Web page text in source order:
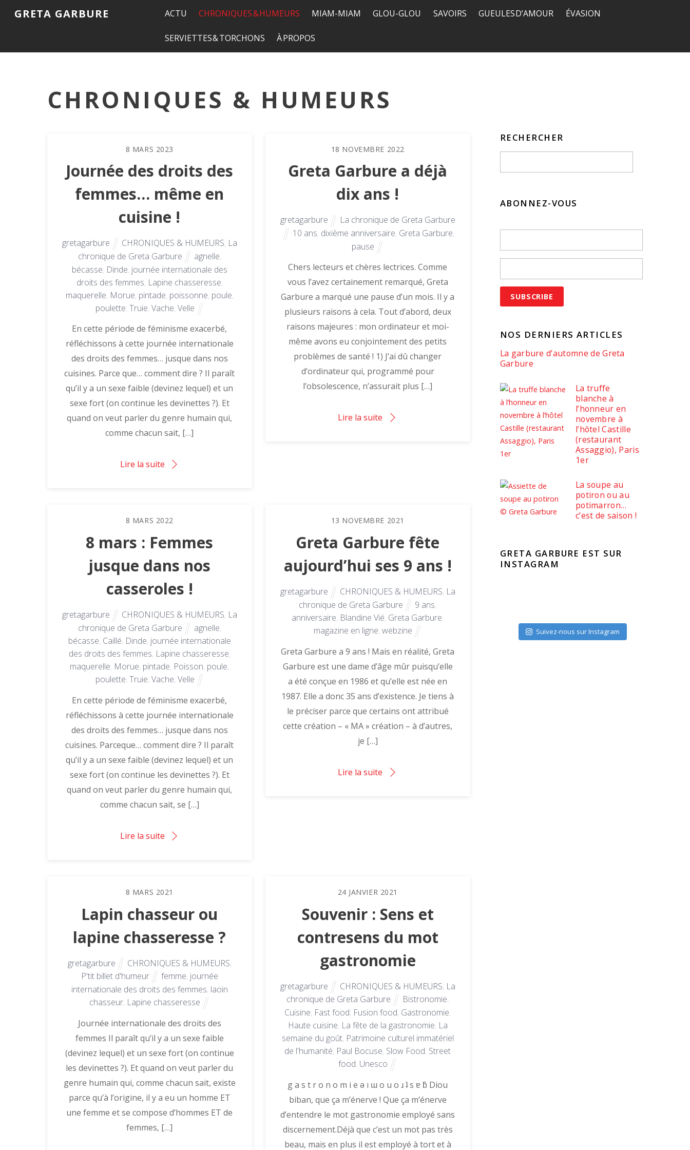
GRETA GARBURE ACTU CHRONIQUES & HUMEURS MIAM-MIAM GLOU-GLOU SAVOIRS GUEULES D’AMOUR ÉVASION
SERVIETTES & TORCHONS À PROPOS
CHRONIQUES & HUMEURS
8 MARS 2023
Journée des droits des
femmes… même en
cuisine !
gretagarbure CHRONIQUES & HUMEURS, La
chronique de Greta Garbure
agnelle,
bécasse, Dinde, journée internationale des
droits des femmes, Lapine chasseresse,
maquerelle, Morue, pintade, poissonne, poule,
poulette, Truie, Vache, Velle
En cette période de féminisme exacerbé,
réfléchissons à cette journée internationale
des droits des femmes… jusque dans nos
cuisines. Parce que… comment dire ? Il paraît
qu’il y a un sexe faible (devinez lequel) et un
sexe fort (on continue les devinettes ?). Et
quand on veut parler du genre humain qui,
comme chacun sait, […]
Lire la suite
18 NOVEMBRE 2022
Greta Garbure a déjà
dix ans !
gretagarbure
La chronique de Greta Garbure
10 ans, dixième anniversaire, Greta Garbure,
pause
Chers lecteurs et chères lectrices. Comme
vous l’avez certainement remarqué, Greta
Garbure a marqué une pause d’un mois. Il y a
plusieurs raisons à cela. Tout d’abord, deux
raisons majeures : mon ordinateur et moi-
même avons eu conjointement des petits
problèmes de santé ! 1) J’ai dû changer
d’ordinateur qui, programmé pour
l’obsolescence, n’assurait plus […]
Lire la suite
8 MARS 2022
8 mars : Femmes
jusque dans nos
casseroles !
gretagarbure CHRONIQUES & HUMEURS, La
chronique de Greta Garbure
agnelle,
bécasse, Caillé, Dinde, journée internationale
des droits des femmes, Lapine chasseresse,
maquerelle, Morue, pintade, Poisson, poule,
poulette, Truie, Vache, Velle
En cette période de féminisme exacerbé,
réfléchissons à cette journée internationale
des droits des femmes… jusque dans nos
cuisines. Parceque… comment dire ? Il paraît
qu’il y a un sexe faible (devinez lequel) et un
sexe fort (on continue les devinettes ?). Et
quand on veut parler du genre humain qui,
comme chacun sait, se […]
Lire la suite
13 NOVEMBRE 2021
Greta Garbure fête
aujourd’hui ses 9 ans !
gretagarbure CHRONIQUES & HUMEURS, La
chronique de Greta Garbure
9 ans,
anniversaire, Blandine Vié, Greta Garbure,
magazine en ligne, webzine
Greta Garbure a 9 ans ! Mais en réalité, Greta
Garbure est une dame d’âge mûr puisqu’elle
a été conçue en 1986 et qu’elle est née en
1987. Elle a donc 35 ans d’existence. Je tiens à
le préciser parce que certains ont attribué
cette création – « MA » création – à d’autres,
je […]
Lire la suite
8 MARS 2021
Lapin chasseur ou
lapine chasseresse ?
gretagarbure CHRONIQUES & HUMEURS,
P'tit billet d'humeur
femme, journée
internationale des droits des femmes, laoin
chasseur, Lapine chasseresse
Journée internationale des droits des
femmes Il paraît qu’il y a un sexe faible
(devinez lequel) et un sexe fort (on continue
les devinettes ?). Et quand on veut parler du
genre humain qui, comme chacun sait, existe
parce qu’à l’origine, il y a eu un homme ET
une femme et se compose d’hommes ET de
femmes, […]
24 JANVIER 2021
Souvenir : Sens et
contresens du mot
gastronomie
gretagarbure CHRONIQUES & HUMEURS, La
chronique de Greta Garbure
Bistronomie,
Cuisine, Fast food, Fusion food, Gastronomie,
Haute cuisine, La fête de la gastronomie, La
semaine du goût, Patrimoine culturel immatériel
de l'humanité, Paul Bocuse, Slow Food, Street
food, Unesco
g a s t r o n o m i e ǝ ı ɯ o u o ɹ ʇ s ɐ ƃ Diou
biban, que ça m’énerve ! Que ça m’énerve
d’entendre le mot gastronomie employé sans
discernement.Déjà que c’est un mot pas très
beau, mais en plus il est employé à tort et à
RECHERCHER
ABONNEZ-VOUS
NOS DERNIERS ARTICLES
La garbure d’automne de Greta
Garbure
La truffe
blanche à
l’honneur en
novembre à
l’hôtel Castille
(restaurant
Assaggio), Paris
1er
La soupe au
potiron ou au
potimarron…
c’est de saison !
GRETA GARBURE EST SUR
INSTAGRAM
Suivez-nous sur Instagram